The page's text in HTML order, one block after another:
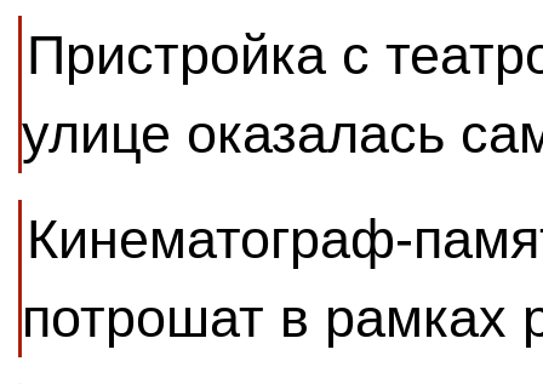
Пристройка с
улице оказалась
Кинематограф-
потрошат в рамках